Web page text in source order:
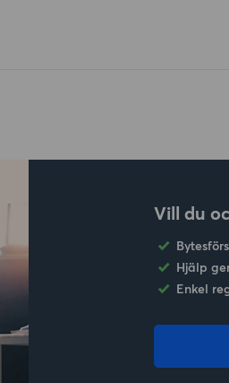
Vill du
Hjälp
Enkel